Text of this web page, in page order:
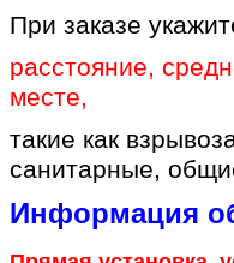
При заказе
расстояние,
месте,
такие как
санитарные,
Информация